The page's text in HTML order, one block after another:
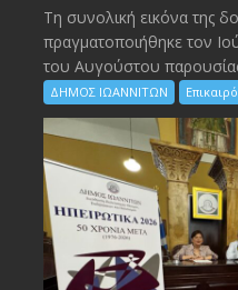
Τη συνολική εικόνα της
πραγματοποιήθηκε τον
του Αυγούστου
ΔΗΜΟΣ ΙΩΑΝΝΙΤΩΝ